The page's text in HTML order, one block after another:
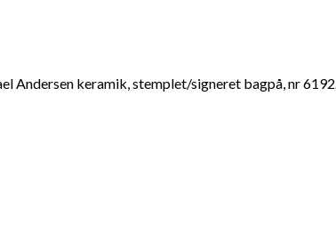
keramik, stemplet/signeret bagpå, nr